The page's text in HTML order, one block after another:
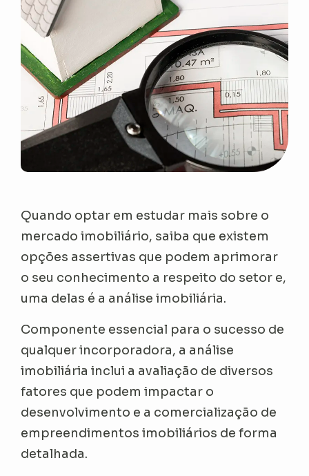
Quando optar em estudar mais sobre o
mercado imobiliário, saiba que existem
opções assertivas que podem aprimorar
o seu conhecimento a respeito do setor e,
uma delas é a análise imobiliária.
Componente essencial para o sucesso de
qualquer incorporadora, a análise
imobiliária inclui a avaliação de diversos
fatores que podem impactar o
desenvolvimento e a comercialização de
empreendimentos imobiliários de forma
detalhada.